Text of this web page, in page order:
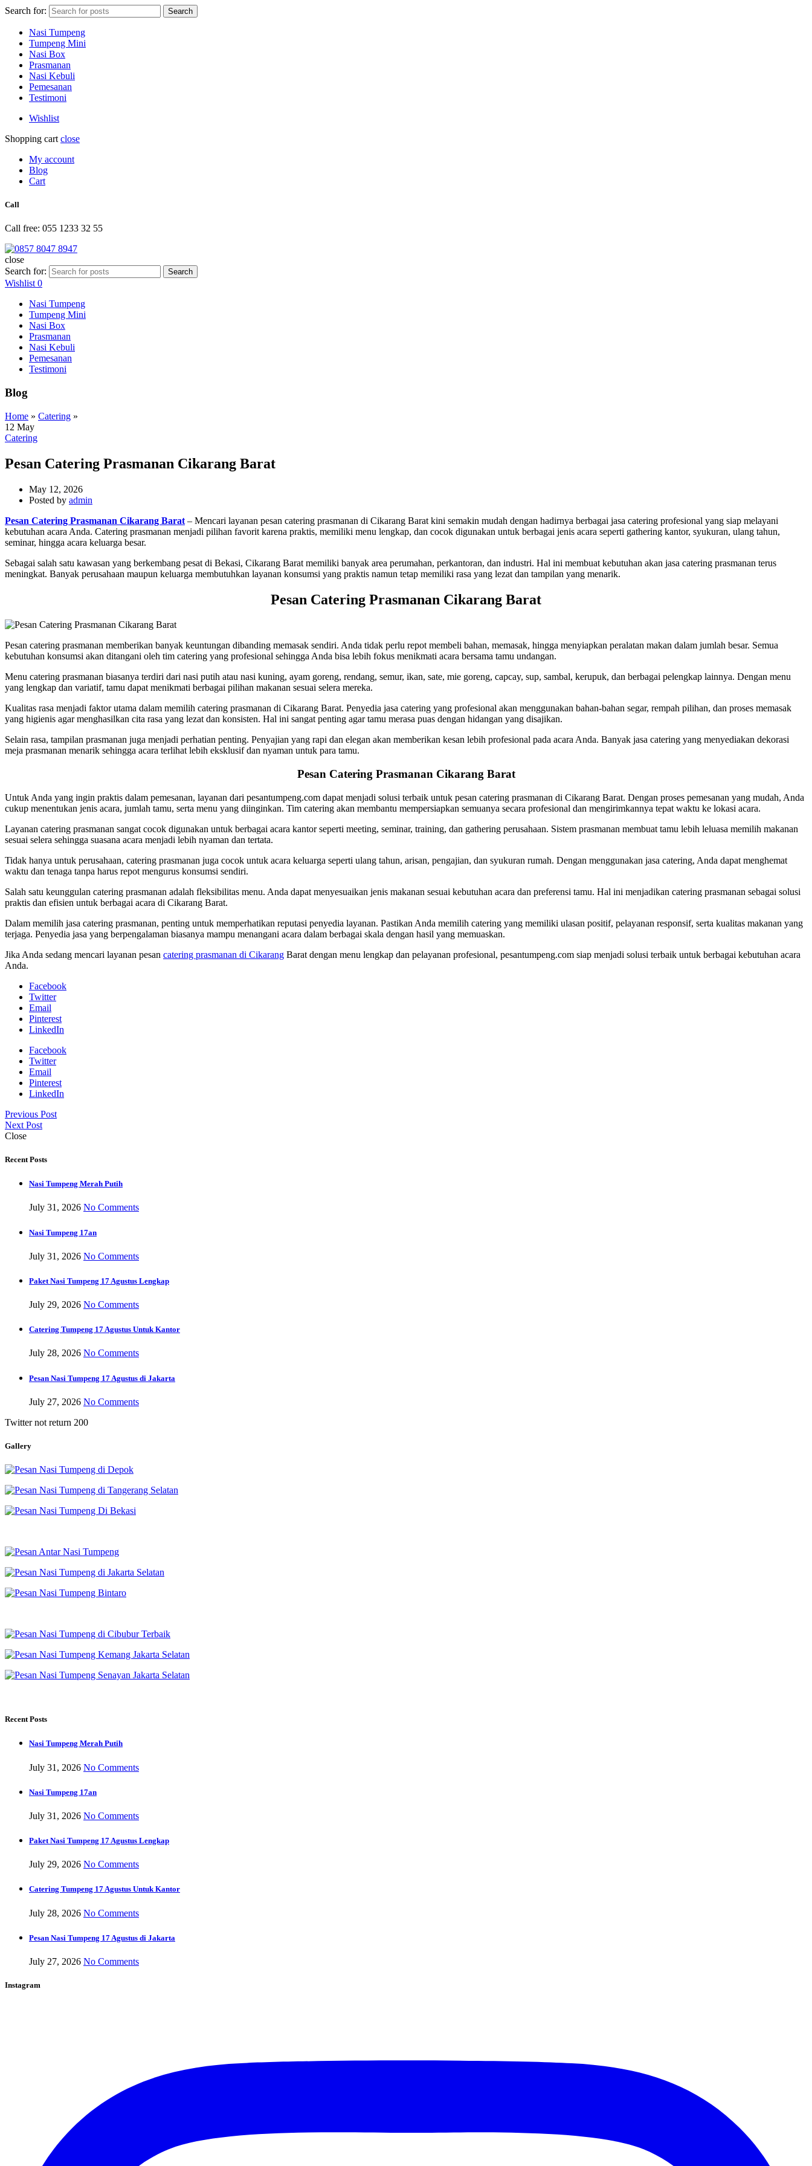
Search for: Search
Nasi Tumpeng
Tumpeng Mini
Nasi Box
Prasmanan
Nasi Kebuli
Pemesanan
Testimoni
Wishlist
Shopping cart close
My account
Blog
Cart
Call
Call free: 055 1233 32 55
close
Search for:
Search
Wishlist 0
Nasi Tumpeng
Tumpeng Mini
Nasi Box
Prasmanan
Nasi Kebuli
Pemesanan
Testimoni
Blog
Home » Catering »
12 May
Catering
Pesan Catering Prasmanan Cikarang Barat
May 12, 2026
Posted by admin
Pesan Catering Prasmanan Cikarang Barat – Mencari layanan pesan catering prasmanan di Cikarang Barat kini semakin mudah dengan hadirnya berbagai jasa catering profesional yang siap melayani
kebutuhan acara Anda. Catering prasmanan menjadi pilihan favorit karena praktis, memiliki menu lengkap, dan cocok digunakan untuk berbagai jenis acara seperti gathering kantor, syukuran, ulang tahun,
seminar, hingga acara keluarga besar.
Sebagai salah satu kawasan yang berkembang pesat di Bekasi, Cikarang Barat memiliki banyak area perumahan, perkantoran, dan industri. Hal ini membuat kebutuhan akan jasa catering prasmanan terus
meningkat. Banyak perusahaan maupun keluarga membutuhkan layanan konsumsi yang praktis namun tetap memiliki rasa yang lezat dan tampilan yang menarik.
Pesan Catering Prasmanan Cikarang Barat
Pesan catering prasmanan memberikan banyak keuntungan dibanding memasak sendiri. Anda tidak perlu repot membeli bahan, memasak, hingga menyiapkan peralatan makan dalam jumlah besar. Semua
kebutuhan konsumsi akan ditangani oleh tim catering yang profesional sehingga Anda bisa lebih fokus menikmati acara bersama tamu undangan.
Menu catering prasmanan biasanya terdiri dari nasi putih atau nasi kuning, ayam goreng, rendang, semur, ikan, sate, mie goreng, capcay, sup, sambal, kerupuk, dan berbagai pelengkap lainnya. Dengan menu
yang lengkap dan variatif, tamu dapat menikmati berbagai pilihan makanan sesuai selera mereka.
Kualitas rasa menjadi faktor utama dalam memilih catering prasmanan di Cikarang Barat. Penyedia jasa catering yang profesional akan menggunakan bahan-bahan segar, rempah pilihan, dan proses memasak
yang higienis agar menghasilkan cita rasa yang lezat dan konsisten. Hal ini sangat penting agar tamu merasa puas dengan hidangan yang disajikan.
Selain rasa, tampilan prasmanan juga menjadi perhatian penting. Penyajian yang rapi dan elegan akan memberikan kesan lebih profesional pada acara Anda. Banyak jasa catering yang menyediakan dekorasi
meja prasmanan menarik sehingga acara terlihat lebih eksklusif dan nyaman untuk para tamu.
Pesan Catering Prasmanan Cikarang Barat
Untuk Anda yang ingin praktis dalam pemesanan, layanan dari pesantumpeng.com dapat menjadi solusi terbaik untuk pesan catering prasmanan di Cikarang Barat. Dengan proses pemesanan yang mudah, Anda
cukup menentukan jenis acara, jumlah tamu, serta menu yang diinginkan. Tim catering akan membantu mempersiapkan semuanya secara profesional dan mengirimkannya tepat waktu ke lokasi acara.
Layanan catering prasmanan sangat cocok digunakan untuk berbagai acara kantor seperti meeting, seminar, training, dan gathering perusahaan. Sistem prasmanan membuat tamu lebih leluasa memilih makanan
sesuai selera sehingga suasana acara menjadi lebih nyaman dan tertata.
Tidak hanya untuk perusahaan, catering prasmanan juga cocok untuk acara keluarga seperti ulang tahun, arisan, pengajian, dan syukuran rumah. Dengan menggunakan jasa catering, Anda dapat menghemat
waktu dan tenaga tanpa harus repot mengurus konsumsi sendiri.
Salah satu keunggulan catering prasmanan adalah fleksibilitas menu. Anda dapat menyesuaikan jenis makanan sesuai kebutuhan acara dan preferensi tamu. Hal ini menjadikan catering prasmanan sebagai solusi
praktis dan efisien untuk berbagai acara di Cikarang Barat.
Dalam memilih jasa catering prasmanan, penting untuk memperhatikan reputasi penyedia layanan. Pastikan Anda memilih catering yang memiliki ulasan positif, pelayanan responsif, serta kualitas makanan yang
terjaga. Penyedia jasa yang berpengalaman biasanya mampu menangani acara dalam berbagai skala dengan hasil yang memuaskan.
Jika Anda sedang mencari layanan pesan catering prasmanan di Cikarang Barat dengan menu lengkap dan pelayanan profesional, pesantumpeng.com siap menjadi solusi terbaik untuk berbagai kebutuhan acara
Anda.
Facebook
Twitter
Email
Pinterest
LinkedIn
Facebook
Twitter
Email
Pinterest
LinkedIn
Previous Post
Next Post
Close
Recent Posts
Nasi Tumpeng Merah Putih
July 31, 2026 No Comments
Nasi Tumpeng 17an
July 31, 2026 No Comments
Paket Nasi Tumpeng 17 Agustus Lengkap
July 29, 2026 No Comments
Catering Tumpeng 17 Agustus Untuk Kantor
July 28, 2026 No Comments
Pesan Nasi Tumpeng 17 Agustus di Jakarta
July 27, 2026 No Comments
Twitter not return 200
Gallery
Recent Posts
Nasi Tumpeng Merah Putih
July 31, 2026 No Comments
Nasi Tumpeng 17an
July 31, 2026 No Comments
Paket Nasi Tumpeng 17 Agustus Lengkap
July 29, 2026 No Comments
Catering Tumpeng 17 Agustus Untuk Kantor
July 28, 2026 No Comments
Pesan Nasi Tumpeng 17 Agustus di Jakarta
July 27, 2026 No Comments
Instagram